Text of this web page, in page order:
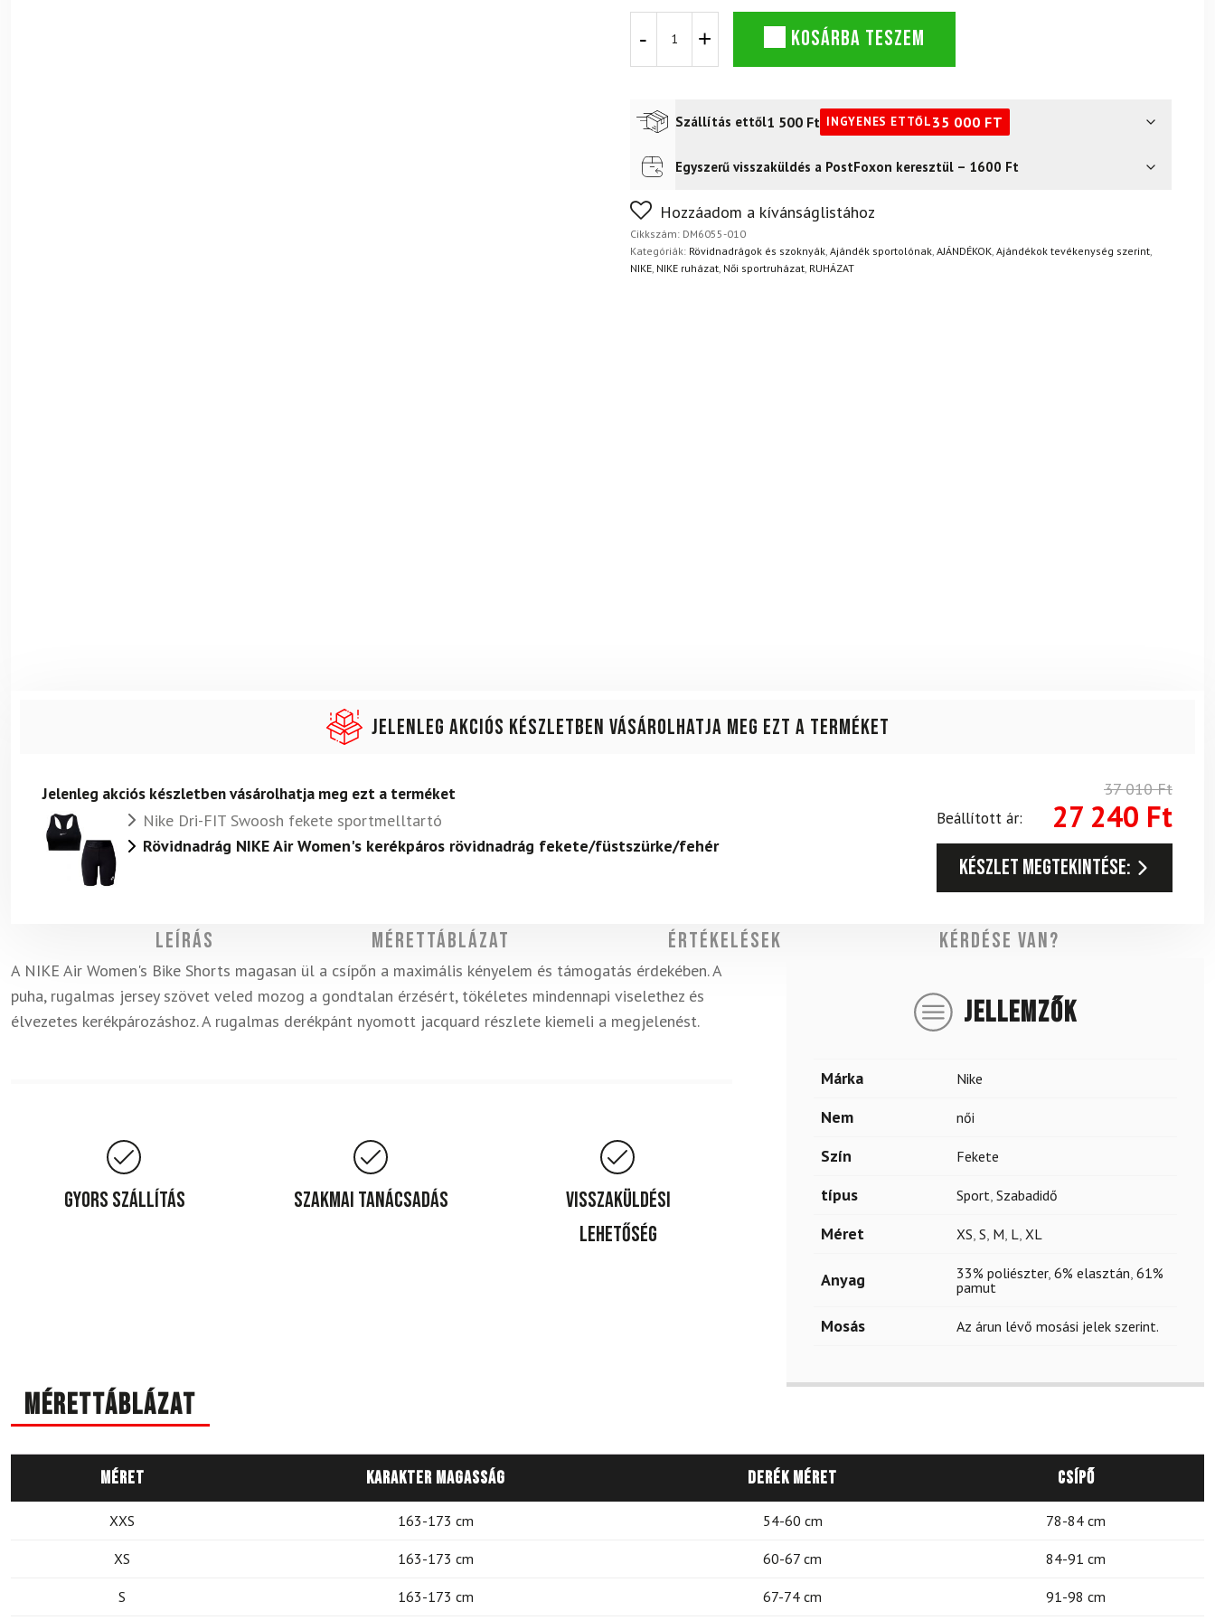
NIKE
rövidnadrág
fekete/füstszürke/fehér
KOSÁRBA TESZEM
Szállítás ettől1 500 Ft INGYENES ETTŐL35 000 FT
Futár a címre2 400Ft
FoxPost
Egyszerű visszaküldés a PostFoxon keresztül – 1600 Ft
Nem biztos a választásában? Semmi gond – a terméket egyszerűen visszaküldheti 14
napon belül, indoklás nélkül.
Hozzáadom a kívánságlistához
Cikkszám: DM6055-010
Kategóriák: Rövidnadrágok és szoknyák, Ajándék sportolónak, AJÁNDÉKOK, Ajándékok tevékenység szerint,
NIKE, NIKE ruházat, Női sportruházat, RUHÁZAT
Jelenleg akciós készletben vásárolhatja meg ezt a terméket
Jelenleg akciós készletben vásárolhatja meg ezt a terméket
Nike Dri-FIT Swoosh fekete sportmelltartó
Rövidnadrág NIKE Air Women's kerékpáros rövidnadrág fekete/füstszürke/fehér
37 010Ft
Beállított ár:
27 240 Ft
Készlet megtekintése:
Leírás Mérettáblázat Értékelések Kérdése van?
A NIKE Air Women's Bike Shorts magasan ül a csípőn a maximális kényelem és támogatás érdekében. A
puha, rugalmas jersey szövet veled mozog a gondtalan érzésért, tökéletes mindennapi viselethez és
élvezetes kerékpározáshoz. A rugalmas derékpánt nyomott jacquard részlete kiemeli a megjelenést.
Gyors szállítás Szakmai tanácsadás
Visszaküldési
lehetőség
JELLEMZŐK
Márka Nike
Nem női
Szín Fekete
típus Sport, Szabadidő
Méret XS, S, M, L, XL
Anyag 33% poliészter, 6% elasztán, 61%
pamut
Mosás Az árun lévő mosási jelek szerint.
Mérettáblázat
Méret Karakter magasság Derék méret Csípő
XXS 163-173 cm 54-60 cm 78-84 cm
XS 163-173 cm 60-67 cm 84-91 cm
S 163-173 cm 67-74 cm 91-98 cm